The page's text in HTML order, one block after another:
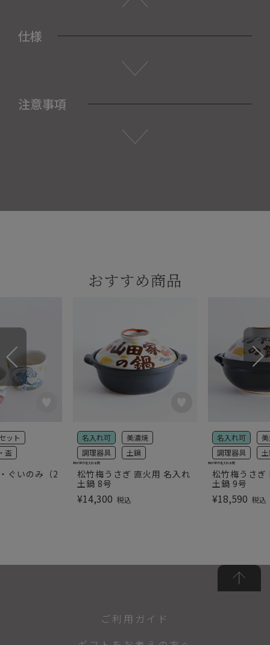
仕様
注意事項
おすすめ商品
ぐいのみ（2
ット
盃
松竹梅うさぎ 直火用 名入れ
土鍋 8号
名入れ可
美濃焼
調理器具
土鍋
¥14,300 税込
我が家の名入れ土鍋
松竹梅うさぎ
土鍋 9号
名入れ可
調理器具
¥18,590 税込
我が家の名入れ土鍋
ご利用ガイド